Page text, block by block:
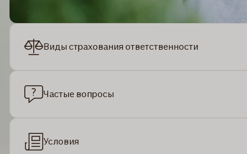
Виды страхования ответственности
Частые вопросы
Условия